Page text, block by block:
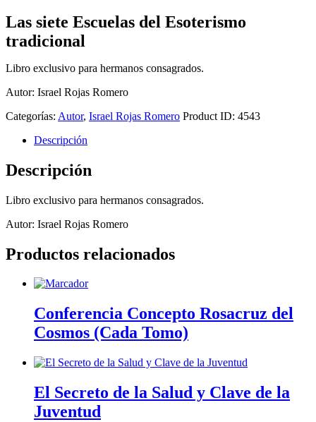
Las siete Escuelas del Esoterismo
tradicional
Libro exclusivo para hermanos consagrados.
Autor: Israel Rojas Romero
Categorías: Autor, Israel Rojas Romero Product ID: 4543
Descripción
Descripción
Libro exclusivo para hermanos consagrados.
Autor: Israel Rojas Romero
Productos relacionados
Conferencia Concepto Rosacruz del
Cosmos (Cada Tomo)
El Secreto de la Salud y Clave de la
Juventud